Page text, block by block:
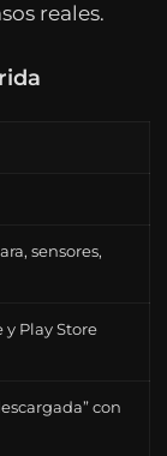
reales.
sensores,
Play Store
con